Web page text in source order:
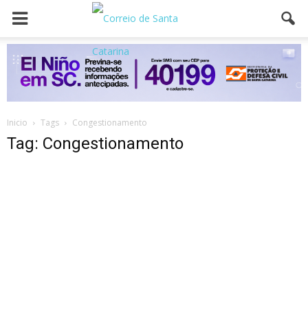
Inicio Tags Congestionamento
Tag: Congestionamento